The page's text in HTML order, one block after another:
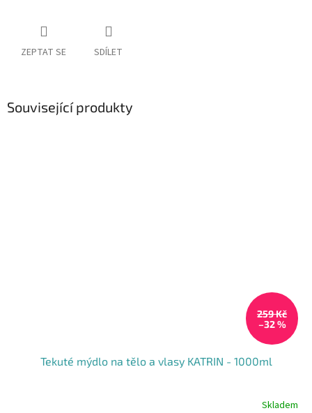
ZEPTAT SE SDÍLET
Související produkty
259 Kč
–32 %
Tekuté mýdlo na tělo a vlasy KATRIN - 1000ml
Skladem